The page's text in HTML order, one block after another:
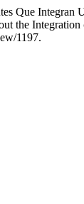
Que
the
1197.